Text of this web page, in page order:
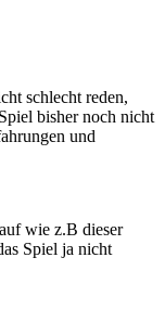
schlecht reden,
bisher noch nicht
und
wie z.B dieser
Spiel ja nicht